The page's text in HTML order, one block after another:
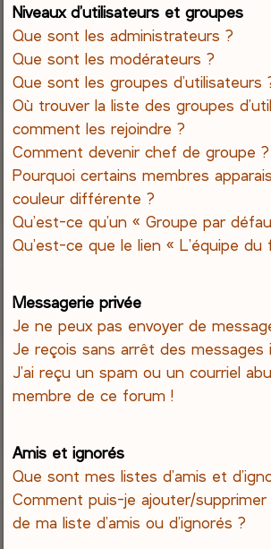
Niveaux d’utilisateurs et groupes
Que sont les administrateurs ?
Que sont les modérateurs ?
Que sont les groupes d’utilisateurs
Où trouver la liste des groupes
comment les rejoindre ?
Comment devenir chef de groupe ?
Pourquoi certains membres
couleur différente ?
Qu’est-ce qu’un « Groupe par
Qu’est-ce que le lien « L’équipe du
Messagerie privée
Je ne peux pas envoyer de
Je reçois sans arrêt des messages
J’ai reçu un spam ou un courriel
membre de ce forum !
Amis et ignorés
Que sont mes listes d’amis et
Comment puis-je ajouter/
de ma liste d’amis ou d’ignorés ?